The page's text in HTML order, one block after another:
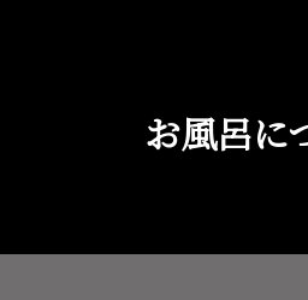
お風呂に